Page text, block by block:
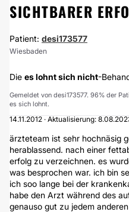
SICHTBARER
Patient: desi173577
Wiesbaden
Die es lohnt sich nicht-
Gemeldet von desi173577. 96% der
es sich lohnt.
14.11.2012 · Aktualisierung:
ärzteteam ist sehr hochnäsig
herablassend. nach einer
erfolg zu verzeichnen. es
was besprochen war. ich bin
ich soo lange bei der
habe den Arzt während des
genauso gut zu jedem